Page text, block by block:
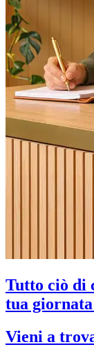
Tutto ciò di
tua
Vieni a